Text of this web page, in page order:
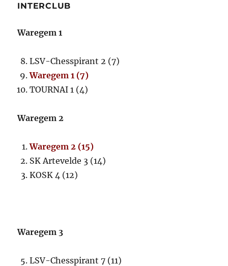
INTERCLUB
Waregem 1
LSV-Chesspirant 2 (7)
Waregem 1 (7)
TOURNAI 1 (4)
Waregem 2
Waregem 2 (15)
SK Artevelde 3 (14)
KOSK 4 (12)
Waregem 3
LSV-Chesspirant 7 (11)